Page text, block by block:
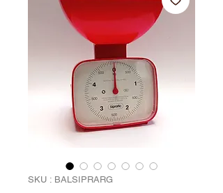
SKU : BALSIPRARG